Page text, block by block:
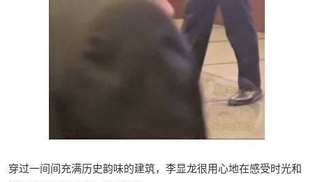
穿过一间间充满历史韵味的建筑，李显龙很用心地在感受时光和